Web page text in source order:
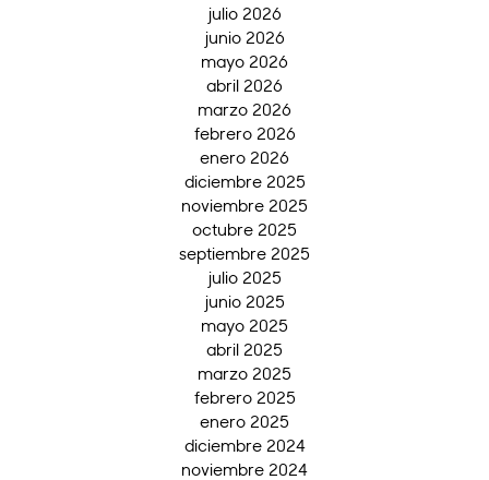
julio 2026
junio 2026
mayo 2026
abril 2026
marzo 2026
febrero 2026
enero 2026
diciembre 2025
noviembre 2025
octubre 2025
septiembre 2025
julio 2025
junio 2025
mayo 2025
abril 2025
marzo 2025
febrero 2025
enero 2025
diciembre 2024
noviembre 2024